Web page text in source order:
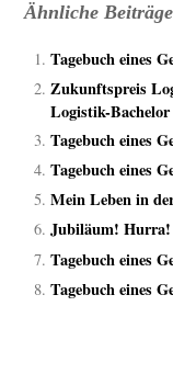
Ähnliche
Tagebuch eines
Zukunftspreis
Logistik-Bachelor
Tagebuch eines
Tagebuch eines
Mein Leben in
Jubiläum! Hurra!
Tagebuch eines
Tagebuch eines